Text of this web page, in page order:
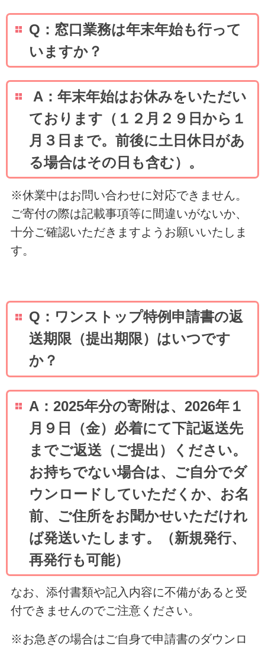
Q：窓口業務は年末年始も行って
いますか？
A：年末年始はお休みをいただい
ております（１２月２９日から１
月３日まで。前後に土日休日があ
る場合はその日も含む）。
※休業中はお問い合わせに対応できません。
ご寄付の際は記載事項等に間違いがないか、
十分ご確認いただきますようお願いいたしま
す。
Q：ワンストップ特例申請書の返
送期限（提出期限）はいつです
か？
A：2025年分の寄附は、2026年１
月９日（金）必着にて下記返送先
までご返送（ご提出）ください。
お持ちでない場合は、ご自分でダ
ウンロードしていただくか、お名
前、ご住所をお聞かせいただけれ
ば発送いたします。（新規発行、
再発行も可能）
なお、添付書類や記入内容に不備があると受
付できませんのでご注意ください。
※お急ぎの場合はご自身で申請書のダウンロ